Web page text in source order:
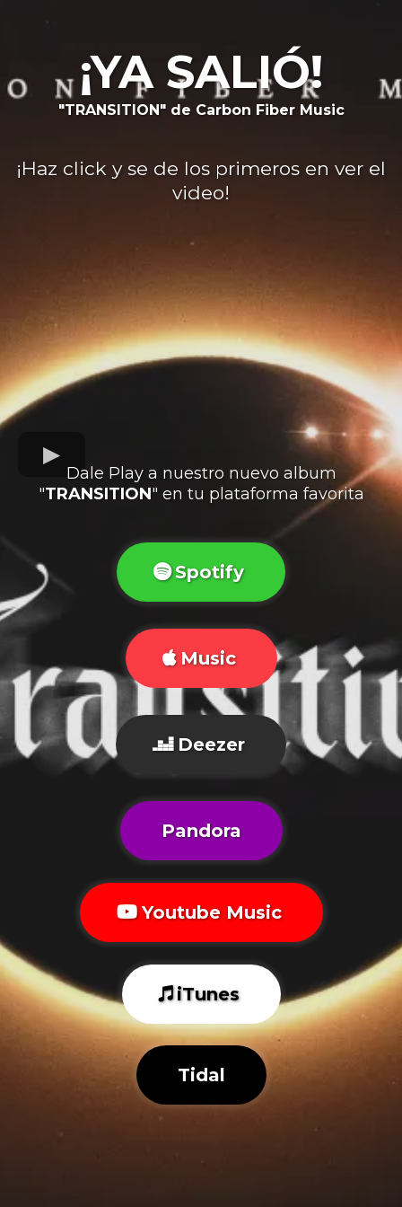
¡YA SALIÓ!
"TRANSITION" de Carbon Fiber Music
¡Haz click y se de los primeros en ver el
video!
Dale Play a nuestro nuevo album
"TRANSITION" en tu plataforma favorita
Spotify
Music
Deezer
Pandora
Youtube Music
iTunes
Tidal